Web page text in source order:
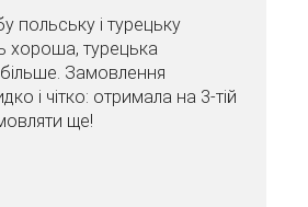
польську і турецьку
хороша, турецька
Замовлення
і чітко: отримала на 3-тій
ще!